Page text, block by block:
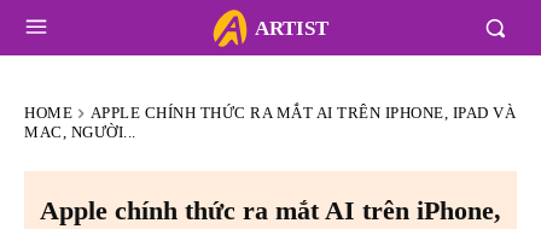
ARTIST
HOME
APPLE CHÍNH THỨC RA MẮT AI TRÊN IPHONE, IPAD VÀ
MAC, NGƯỜI...
Apple chính thức ra mắt AI trên iPhone,